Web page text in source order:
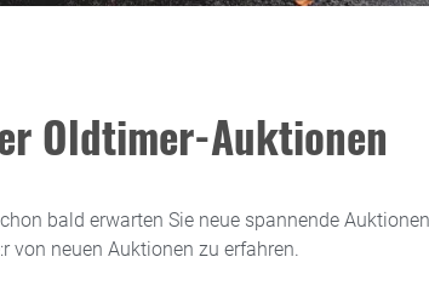
Oldtimer-Auktionen
bald erwarten Sie neue spannende
von neuen Auktionen zu erfahren.